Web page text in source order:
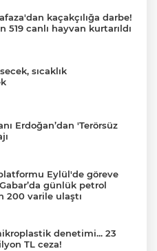
kaçakçılığa darbe!
519 canlı hayvan kurtarıldı
sıcaklık
Erdoğan’dan 'Terörsüz
Eylül'de göreve
günlük petrol
200 varile ulaştı
denetimi... 23
TL ceza!